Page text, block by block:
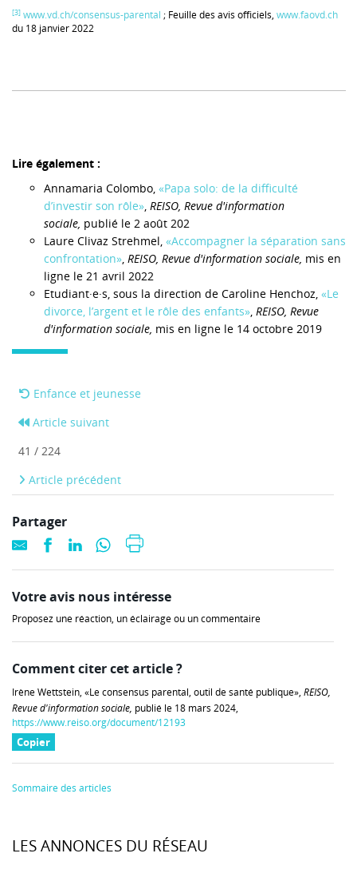
[3] www.vd.ch/consensus-parental ; Feuille des avis officiels, www.faovd.ch
du 18 janvier 2022
Lire également :
Annamaria Colombo, «Papa solo: de la difficulté
d’investir son rôle», REISO, Revue d'information
sociale, publié le 2 août 202
Laure Clivaz Strehmel, «Accompagner la séparation sans
confrontation», REISO, Revue d'information sociale, mis en
ligne le 21 avril 2022
Etudiant·e·s, sous la direction de Caroline Henchoz, «Le
divorce, l’argent et le rôle des enfants», REISO, Revue
d'information sociale, mis en ligne le 14 octobre 2019
Enfance et jeunesse
Article suivant
41 / 224
Article précédent
Partager
Votre avis nous intéresse
Proposez une réaction, un éclairage ou un commentaire
Comment citer cet article ?
Irène Wettstein, «Le consensus parental, outil de santé publique», REISO,
Revue d'information sociale, publié le 18 mars 2024,
https://www.reiso.org/document/12193
Copier
Sommaire des articles
LES ANNONCES DU RÉSEAU